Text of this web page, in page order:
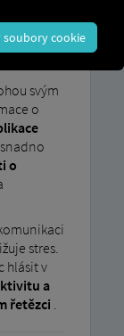
vedou
v
svým
o
o
stres.
hlásit v
a
řetězci .
soubory cookie